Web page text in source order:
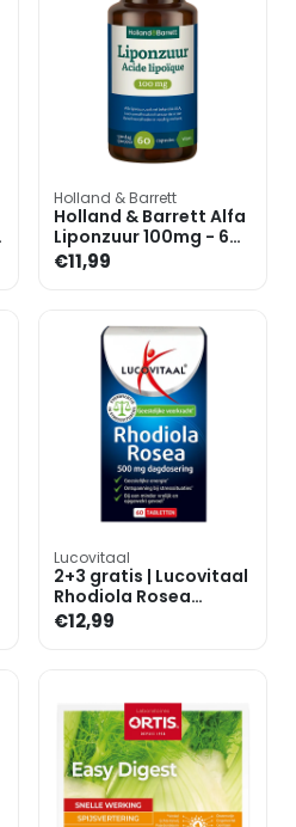
Holland & Barrett
Holland & Barrett Alfa
Liponzuur 100mg - 60
capsules
€11,99
Lucovitaal
2+3 gratis | Lucovitaal
Rhodiola Rosea
500mg - 60 tabletten
€12,99